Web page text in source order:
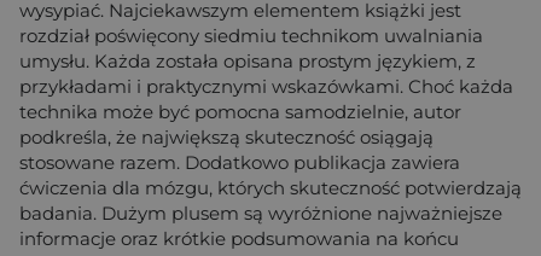
wysypiać. Najciekawszym elementem książki jest
rozdział poświęcony siedmiu technikom uwalniania
umysłu. Każda została opisana prostym językiem, z
przykładami i praktycznymi wskazówkami. Choć każda
technika może być pomocna samodzielnie, autor
podkreśla, że największą skuteczność osiągają
stosowane razem. Dodatkowo publikacja zawiera
ćwiczenia dla mózgu, których skuteczność potwierdzają
badania. Dużym plusem są wyróżnione najważniejsze
informacje oraz krótkie podsumowania na końcu